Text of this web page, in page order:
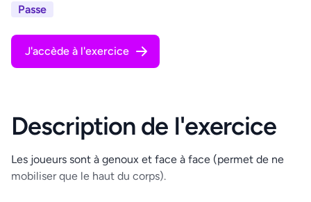
Passe
J'accède à l'exercice
Description de l'exercice
Les joueurs sont à genoux et face à face (permet de ne
mobiliser que le haut du corps).